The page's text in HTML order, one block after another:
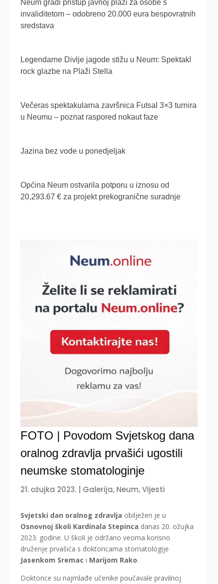
FOTO | Povodom Svjetskog dana
oralnog zdravlja prvašići ugostili
neumske stomatologinje
21. ožujka 2023. Galerija, Neum,Vijesti
Svjetski dan oralnog zdravlja obilježen je u
Osnovnoj školi Kardinala Stepinca danas 20. ožujka
2023. godine. U školi je održano veoma korisno
druženje prvašića s doktoricama stomatologije
Jasenkom Sremac i Marijom Rako.
Doktorice su najmlađe učenike poučavale pravilnoj
Neum gradi pristup javnoj plaži za osobe s
invaliditetom – odobreno 20.000 eura bespovratnih
sredstava
Legendarne Divlje jagode stižu u Neum: Spektakl
rock glazbe na Plaži Stella
Večeras spektakularna završnica Futsal 3×3 turnira
u Neumu – poznat raspored nokaut faze
Jazina bez vode u ponedjeljak
Općina Neum ostvarila potporu u iznosu od
20,293.67 € za projekt prekogranične suradnje